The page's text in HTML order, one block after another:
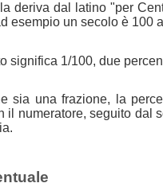
deriva dal latino "per
esempio un secolo è 100
significa 1/100, due
sia una frazione, la
il numeratore, seguito dal